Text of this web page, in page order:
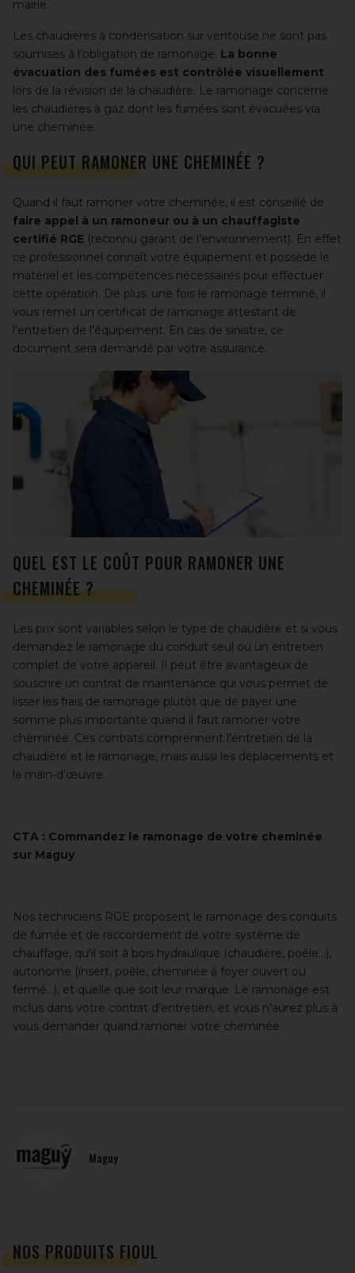
mairie.
Les chaudières à condensation sur ventouse ne sont pas
soumises à l’obligation de ramonage. La bonne
évacuation des fumées est contrôlée visuellement
lors de la révision de la chaudière. Le ramonage concerne
les chaudières à gaz dont les fumées sont évacuées via
une cheminée.
QUI PEUT RAMONER UNE CHEMINÉE ?
Quand il faut ramoner votre cheminée, il est conseillé de
faire appel à un ramoneur ou à un chauffagiste
certifié RGE (reconnu garant de l’environnement). En effet
ce professionnel connaît votre équipement et possède le
matériel et les compétences nécessaires pour effectuer
cette opération. De plus, une fois le ramonage terminé, il
vous remet un certificat de ramonage attestant de
l’entretien de l’équipement. En cas de sinistre, ce
document sera demandé par votre assurance.
QUEL EST LE COÛT POUR RAMONER UNE
CHEMINÉE ?
Les prix sont variables selon le type de chaudière et si vous
demandez le ramonage du conduit seul ou un entretien
complet de votre appareil. Il peut être avantageux de
souscrire un contrat de maintenance qui vous permet de
lisser les frais de ramonage plutôt que de payer une
somme plus importante quand il faut ramoner votre
cheminée. Ces contrats comprennent l’entretien de la
chaudière et le ramonage, mais aussi les déplacements et
la main-d’œuvre.
CTA : Commandez le ramonage de votre cheminée
sur Maguy
Nos techniciens RGE proposent le ramonage des conduits
de fumée et de raccordement de votre système de
chauffage, qu’il soit à bois hydraulique (chaudière, poêle…),
autonome (insert, poêle, cheminée à foyer ouvert ou
fermé…), et quelle que soit leur marque. Le ramonage est
inclus dans votre contrat d’entretien, et vous n’aurez plus à
vous demander quand ramoner votre cheminée.
Maguy
NOS PRODUITS FIOUL